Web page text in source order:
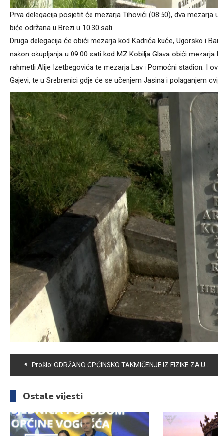
Prva delegacija posjetit će mezarja Tihovići (08:50), dva
biće održana u Brezi u 10.30.sati
Druga delegacija će obići mezarja kod Kadrića kuće, Ugorsko i
nakon okupljanja u 09.00 sati kod MZ Kobilja Glava obići
rahmetli Alije Izetbegovića te mezarja Lav i Pomoćni stadion. I
Gajevi, te u Srebrenici gdje će se učenjem Jasina i polaganjem
Navigacija
članaka
Prošlo: ODRŽANO OPĆINSKO TAKMIČENJE IZ FIZIKE ZA UČENIKE VOGOŠĆANSKIH OSNOVNIH ŠKOLA
Ostale vijesti